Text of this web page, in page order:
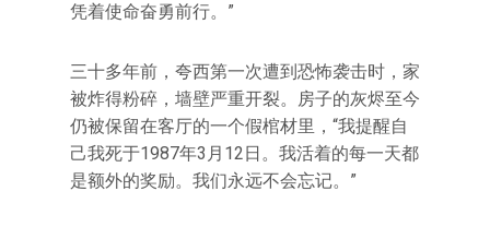
凭着使命奋勇前行。”
三十多年前，夸西第一次遭到恐怖袭击时，家
被炸得粉碎，墙壁严重开裂。房子的灰烬至今
仍被保留在客厅的一个假棺材里，“我提醒自
己我死于1987年3月12日。我活着的每一天都
是额外的奖励。我们永远不会忘记。”